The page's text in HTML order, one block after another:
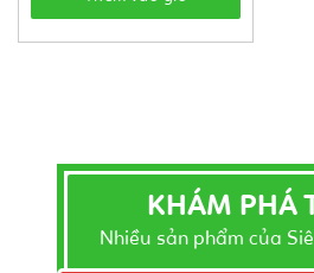
KHÁM PHÁ
Nhiều sản phẩm của